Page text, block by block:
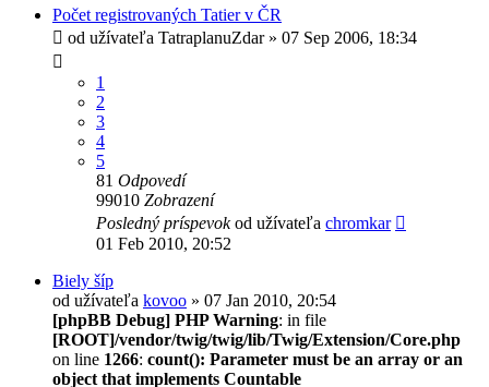
Počet registrovaných Tatier v ČR
od užívateľa TatraplanuZdar» 07 Sep 2006, 18:34
1
2
3
4
5
81 Odpovedí
99010 Zobrazení
Posledný príspevokod užívateľa chromkar
01 Feb 2010, 20:52
Biely šíp
od užívateľa kovoo » 07 Jan 2010, 20:54
[phpBB Debug] PHP Warning: in file
[ROOT]/vendor/twig/twig/lib/Twig/Extension/Core.php
on line 1266: count(): Parameter must be an array or an
object that implements Countable